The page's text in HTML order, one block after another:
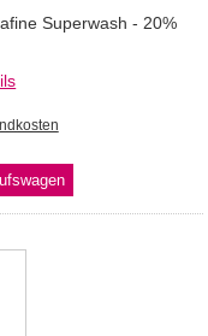
Superwash - 20%